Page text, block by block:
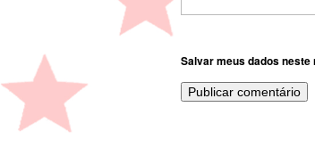
Salvar meus dados neste